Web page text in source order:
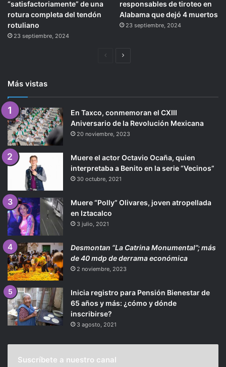
“satisfactoriamente” de una
rotura completa del tendón
rotuliano
23 septiembre, 2024
responsables de tiroteo en
Alabama que dejó 4 muertos
23 septiembre, 2024
PáginaSiguiente
Más vistas
En Taxco, conmemoran el CXIII
Aniversario de la Revolución Mexicana
20 noviembre, 2023
Muere el actor Octavio Ocaña, quien
interpretaba a Benito en la serie “Vecinos”
30 octubre, 2021
Muere “Polly” Olivares, joven atropellada
en Iztacalco
3 julio, 2021
Desmontan “La Catrina Monumental”; más
de 40 mdp de derrama económica
2 noviembre, 2023
Inicia registro para Pensión Bienestar de
65 años y más: ¿cómo y dónde
inscribirse?
3 agosto, 2021
Suscríbete a nuestro canal